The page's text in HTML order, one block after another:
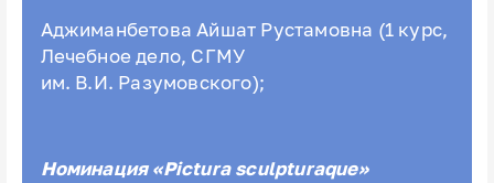
Аджиманбетова Айшат Рустамовна (1 курс,
Лечебное дело, СГМУ
им. В.И. Разумовского);
Номинация «Pictura sculpturaque»